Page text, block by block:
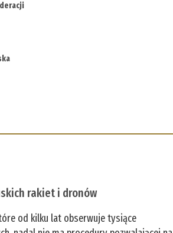
rakiet i dronów
od kilku lat obserwuje tysiące